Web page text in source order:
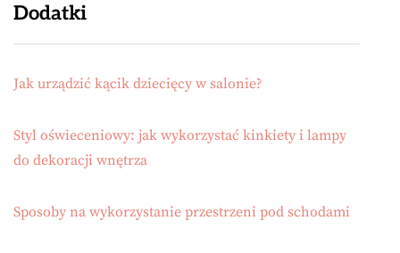
Dodatki
Jak urządzić kącik dziecięcy w salonie?
Styl oświeceniowy: jak wykorzystać kinkiety i lampy
do dekoracji wnętrza
Sposoby na wykorzystanie przestrzeni pod schodami